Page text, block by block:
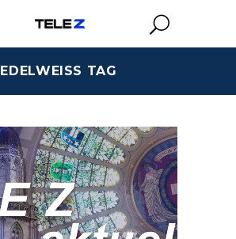
EDELWEISS TAG